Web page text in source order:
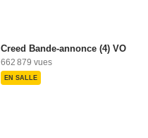
Creed Bande-annonce (4) VO
662 879 vues
EN SALLE